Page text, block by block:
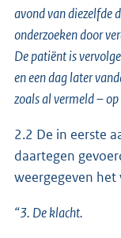
avond van diezelfde
onderzoeken door
De patiënt is
en een dag later
zoals al vermeld –
2.2 De in eerste
daartegen
weergegeven het
“3. De klacht.